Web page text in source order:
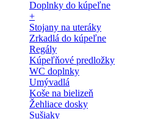
Doplnky do kúpeľne
+
Stojany na uteráky
Zrkadlá do kúpeľne
Regály
Kúpeľňové predložky
WC doplnky
Umývadlá
Koše na bielizeň
Žehliace dosky
Sušiaky